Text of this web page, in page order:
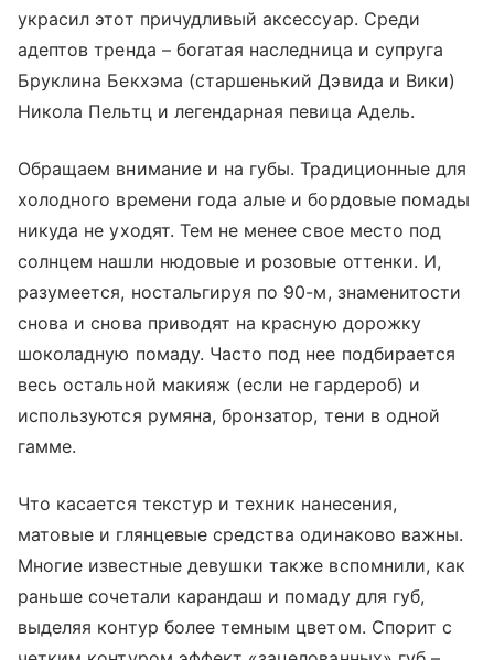
украсил этот причудливый аксессуар. Среди
адептов тренда – богатая наследница и супруга
Бруклина Бекхэма (старшенький Дэвида и Вики)
Никола Пельтц и легендарная певица Адель.
Обращаем внимание и на губы. Традиционные для
холодного времени года алые и бордовые помады
никуда не уходят. Тем не менее свое место под
солнцем нашли нюдовые и розовые оттенки. И,
разумеется, ностальгируя по 90-м, знаменитости
снова и снова приводят на красную дорожку
шоколадную помаду. Часто под нее подбирается
весь остальной макияж (если не гардероб) и
используются румяна, бронзатор, тени в одной
гамме.
Что касается текстур и техник нанесения,
матовые и глянцевые средства одинаково важны.
Многие известные девушки также вспомнили, как
раньше сочетали карандаш и помаду для губ,
выделяя контур более темным цветом. Спорит с